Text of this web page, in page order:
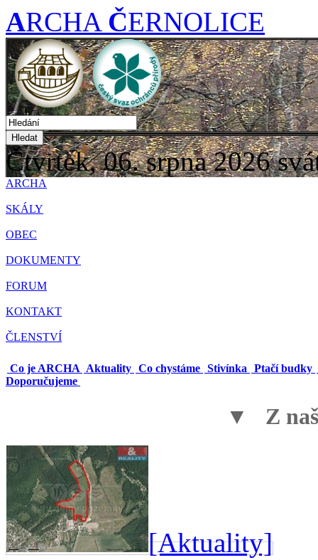
ARCHA ČERNOLICE
Hledat
Čtvrtek, 06. srpna 2026
ARCHA
SKÁLY
OBEC
DOKUMENTY
FORUM
KONTAKT
ČLENSTVÍ
Co je ARCHA Aktuality Co chystáme Stivínka
Ptačí budky
Doporučujeme
▼ Z
[Aktuality]